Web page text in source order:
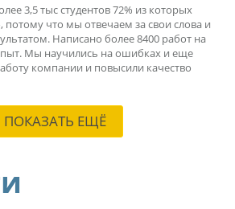
3,5 тыс студентов 72% из которых
что мы отвечаем за свои слова и
Написано более 8400 работ на
Мы научились на ошибках и еще
компании и повысили качество
ПОКАЗАТЬ ЕЩЁ